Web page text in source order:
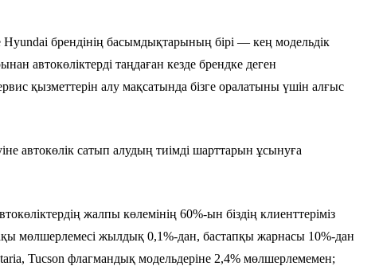
брендінің басымдықтарының бірі — кең модельдік
автокөліктерді таңдаған кезде брендке деген
қызметтерін алу мақсатында бізге оралатыны үшін алғыс
автокөлік сатып алудың тиімді шарттарын ұсынуға
жалпы көлемінің 60%-ын біздің клиенттеріміз
мөлшерлемесі жылдық 0,1%-дан, бастапқы жарнасы 10%-дан
Tucson флагмандық модельдеріне 2,4% мөлшерлемемен;